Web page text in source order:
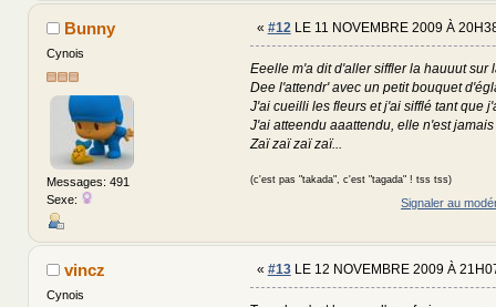
Bunny
Cynois
Messages: 491
Sexe:
« #12LE 11 NOVEMBRE 2009 À
Eeelle m'a dit d'aller siffler la hauuut sur
Dee l'attendr' avec un petit bouquet
J'ai cueilli les fleurs et j'ai sifflé tant que
J'ai atteendu aaattendu, elle n'est
Zaï zaï zaï zaï...
(c'est pas "takada", c'est "tagada" ! tss tss)
Signaler au
vincz
Cynois
« #13LE 12 NOVEMBRE 2009 À